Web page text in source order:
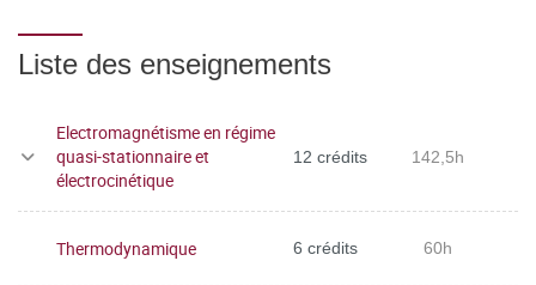
Liste des enseignements
Electromagnétisme en régime
quasi-stationnaire et
électrocinétique
12 crédits 142,5h
Thermodynamique 6 crédits 60h